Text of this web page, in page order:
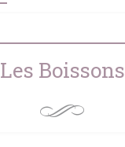
Les Boissons